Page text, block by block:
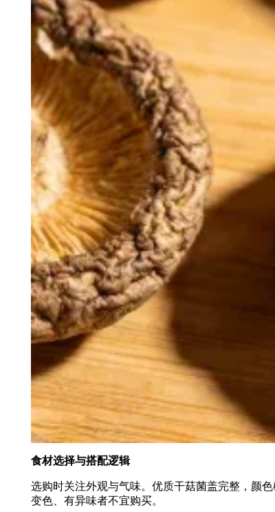
食材选择与搭配逻辑
选购时关注外观与气味。优质干菇菌盖完整，颜
变色、有异味者不宜购买。